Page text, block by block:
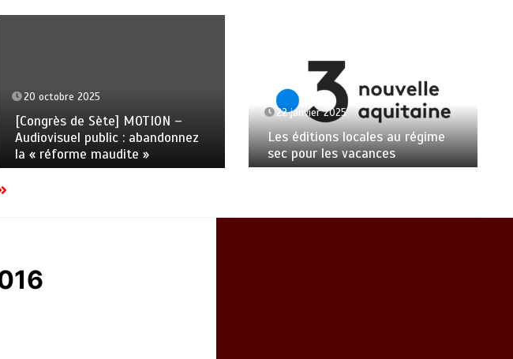
20 octobre 2025
[Congrès de Sète] MOTION –
Audiovisuel public : abandonnez
la « réforme maudite »
22 janvier 2025
Les éditions locales au régime
sec pour les vacances